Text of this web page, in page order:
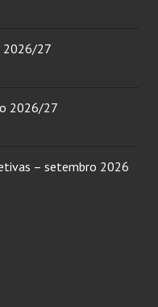
2026/27
2026/27
– setembro 2026